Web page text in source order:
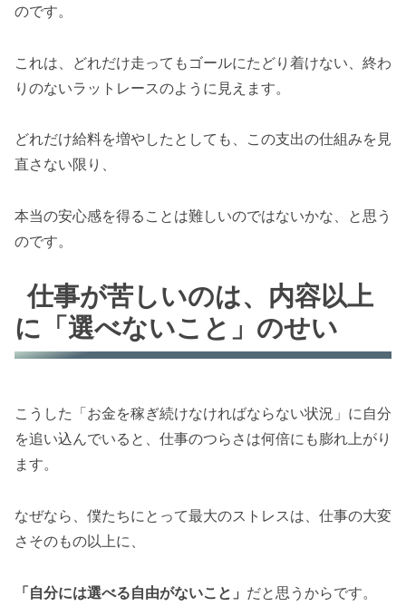
のです。
これは、どれだけ走ってもゴールにたどり着けない、終わ
りのないラットレースのように見えます。
どれだけ給料を増やしたとしても、この支出の仕組みを見
直さない限り、
本当の安心感を得ることは難しいのではないかな、と思う
のです。
仕事が苦しいのは、内容以上
に「選べないこと」のせい
こうした「お金を稼ぎ続けなければならない状況」に自分
を追い込んでいると、仕事のつらさは何倍にも膨れ上がり
ます。
なぜなら、僕たちにとって最大のストレスは、仕事の大変
さそのもの以上に、
「自分には選べる自由がないこと」 だと思うからです。